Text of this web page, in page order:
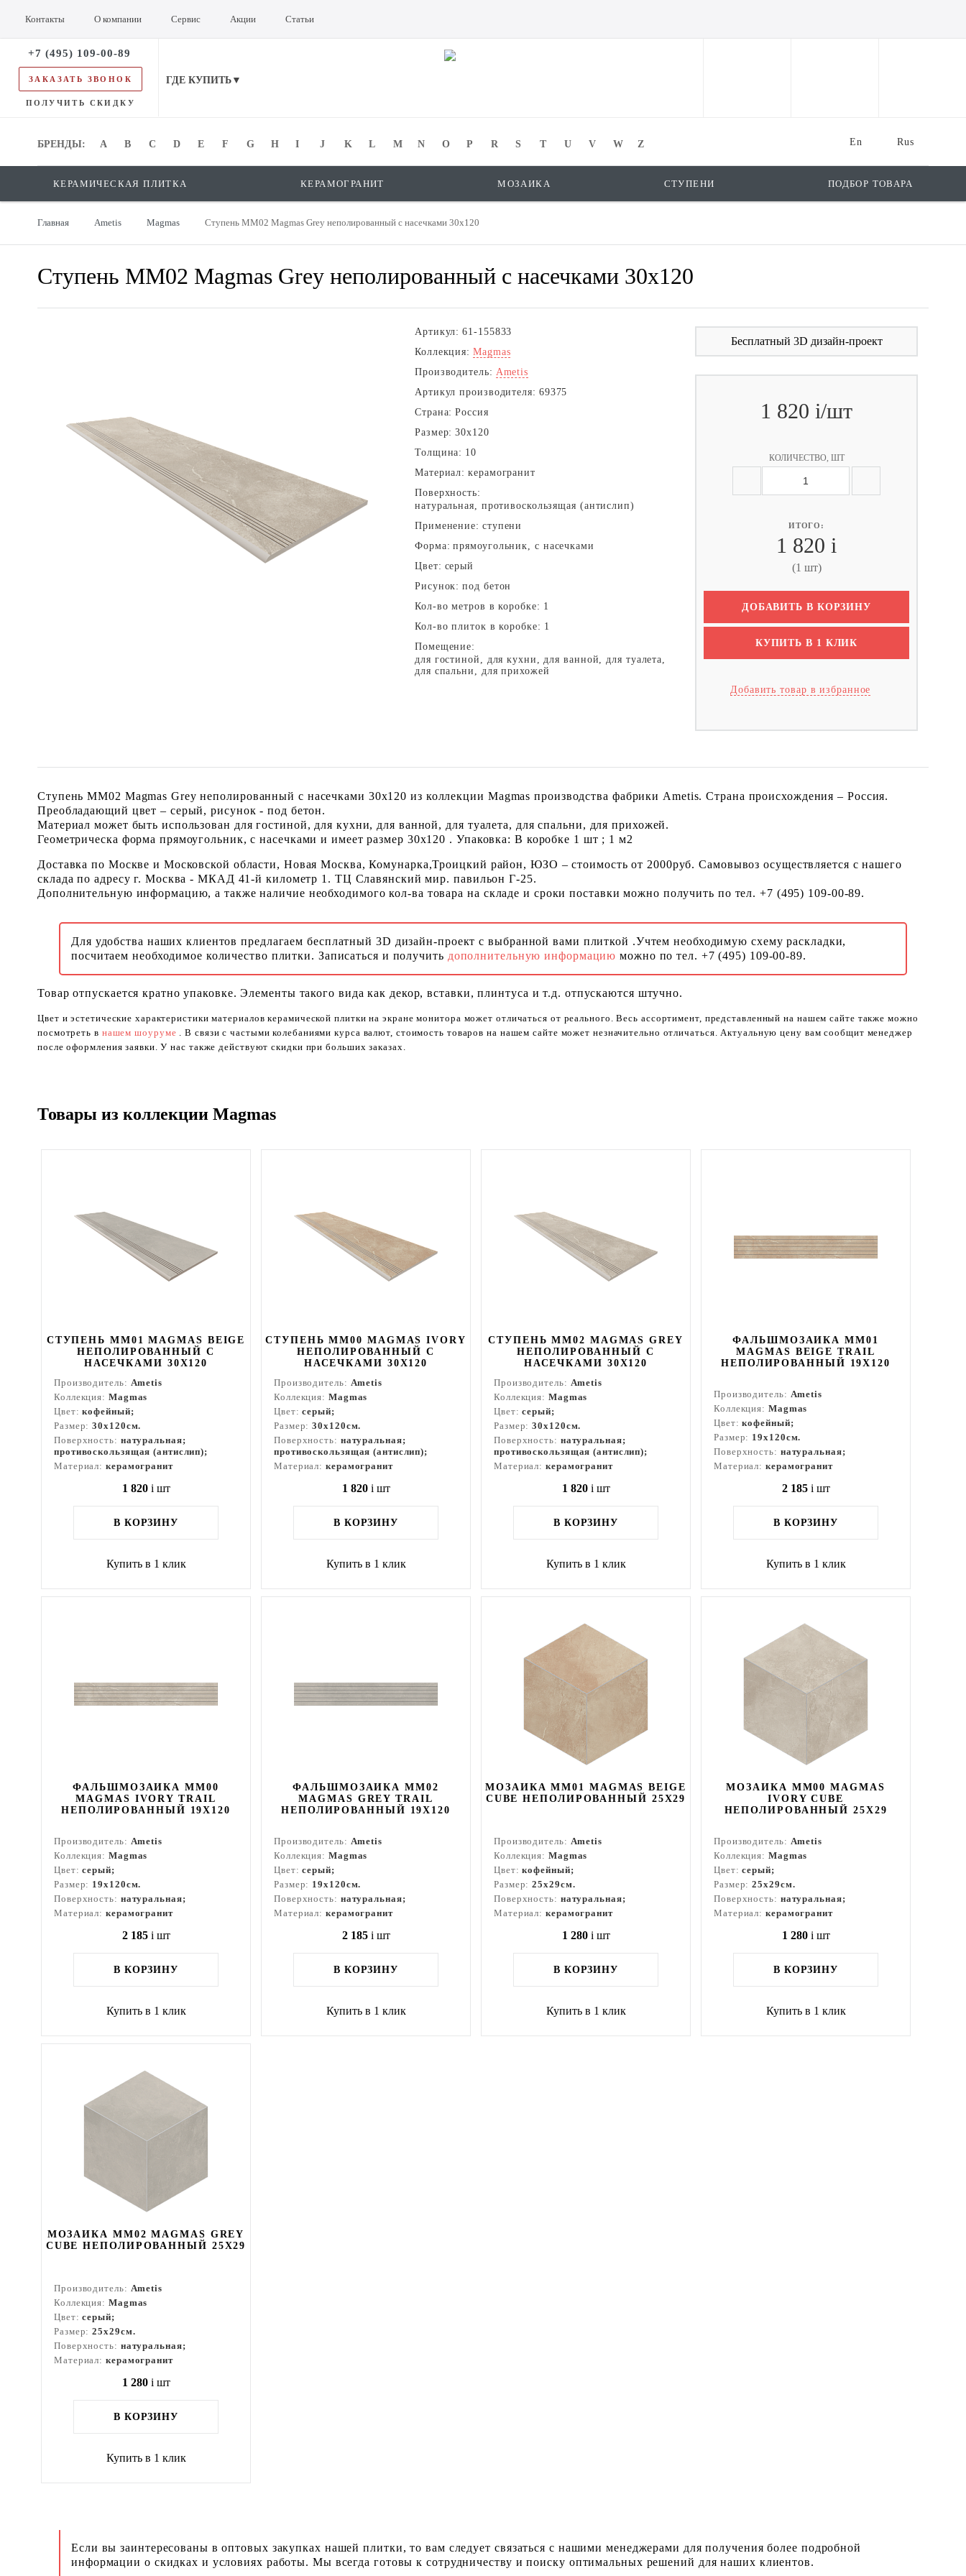
Контакты О компании Сервис Акции Статьи
+7 (495) 109-00-89
ЗАКАЗАТЬ ЗВОНОК
ПОЛУЧИТЬ СКИДКУ
ГДЕ КУПИТЬ▼
Rus
En
БРЕНДЫ: A B C D E F G H I J K L M N O P R S T U V W Z
БРЕНДЫ:
КЕРАМИЧЕСКАЯ ПЛИТКА КЕРАМОГРАНИТ МОЗАИКА СТУПЕНИ ПОДБОР ТОВАРА
Главная Ametis Magmas Ступень MM02 Magmas Grey неполированный с насечками 30x120
Ступень MM02 Magmas Grey неполированный с насечками 30x120
Артикул: 61-155833
Коллекция: Magmas
Производитель: Ametis
Артикул производителя: 69375
Страна: Россия
Размер: 30x120
Толщина: 10
Материал: керамогранит
Поверхность:
натуральная, противоскользящая (антислип)
Применение: ступени
Форма: прямоугольник, с насечками
Цвет: серый
Рисунок: под бетон
Кол-во метров в коробке: 1
Кол-во плиток в коробке: 1
Помещение:
для гостиной, для кухни, для ванной, для туалета,
для спальни, для прихожей
Бесплатный 3D дизайн-проект
1 820 i/шт
КОЛИЧЕСТВО, ШТ
ИТОГО:
1 820 i
(1 шт)
ДОБАВИТЬ В КОРЗИНУ
КУПИТЬ В 1 КЛИК
Добавить товар в избранное
Ступень MM02 Magmas Grey неполированный с насечками 30x120 из коллекции Magmas производства фабрики Ametis. Страна происхождения – Россия.
Преобладающий цвет – серый, рисунок - под бетон.
Материал может быть использован для гостиной, для кухни, для ванной, для туалета, для спальни, для прихожей.
Геометрическа форма прямоугольник, с насечками и имеет размер 30x120 . Упаковка: В коробке 1 шт ; 1 м2
Доставка по Москве и Московской области, Новая Москва, Комунарка,Троицкий район, ЮЗО – стоимость от 2000руб. Самовывоз осуществляется с нашего
склада по адресу г. Москва - МКАД 41-й километр 1. ТЦ Славянский мир. павильон Г-25.
Дополнительную информацию, а также наличие необходимого кол-ва товара на складе и сроки поставки можно получить по тел. +7 (495) 109-00-89.
Для удобства наших клиентов предлагаем бесплатный 3D дизайн-проект с выбранной вами плиткой .Учтем необходимую схему раскладки,
посчитаем необходимое количество плитки. Записаться и получить дополнительную информациюможно по тел. +7 (495) 109-00-89.
Товар отпускается кратно упаковке. Элементы такого вида как декор, вставки, плинтуса и т.д. отпускаются штучно.
Цвет и эстетические характеристики материалов керамической плитки на экране монитора может отличаться от реального. Весь ассортимент, представленный на нашем сайте также можно
посмотреть в нашем шоуруме . В связи с частыми колебаниями курса валют, стоимость товаров на нашем сайте может незначительно отличаться. Актуальную цену вам сообщит менеджер
после оформления заявки. У нас также действуют скидки при больших заказах.
Товары из коллекции Magmas
СТУПЕНЬ MM01 MAGMAS BEIGE
НЕПОЛИРОВАННЫЙ С
НАСЕЧКАМИ 30X120
Производитель: Ametis
Коллекция: Magmas
Цвет:кофейный;
Размер:30x120см.
Поверхность: натуральная;
противоскользящая (антислип);
Материал: керамогранит
1 820 i шт
В КОРЗИНУ
Купить в 1 клик
СТУПЕНЬ MM00 MAGMAS IVORY
НЕПОЛИРОВАННЫЙ С
НАСЕЧКАМИ 30X120
Производитель: Ametis
Коллекция: Magmas
Цвет:серый;
Размер:30x120см.
Поверхность: натуральная;
противоскользящая (антислип);
Материал: керамогранит
1 820 i шт
В КОРЗИНУ
Купить в 1 клик
СТУПЕНЬ MM02 MAGMAS GREY
НЕПОЛИРОВАННЫЙ С
НАСЕЧКАМИ 30X120
Производитель: Ametis
Коллекция: Magmas
Цвет:серый;
Размер:30x120см.
Поверхность: натуральная;
противоскользящая (антислип);
Материал: керамогранит
1 820 i шт
В КОРЗИНУ
Купить в 1 клик
ФАЛЬШМОЗАИКА MM01
MAGMAS BEIGE TRAIL
НЕПОЛИРОВАННЫЙ 19X120
Производитель: Ametis
Коллекция: Magmas
Цвет:кофейный;
Размер: 19x120см.
Поверхность: натуральная;
Материал: керамогранит
2 185 i шт
В КОРЗИНУ
Купить в 1 клик
ФАЛЬШМОЗАИКА MM00
MAGMAS IVORY TRAIL
НЕПОЛИРОВАННЫЙ 19X120
Производитель: Ametis
Коллекция: Magmas
Цвет:серый;
Размер: 19x120см.
Поверхность: натуральная;
Материал: керамогранит
2 185 i шт
В КОРЗИНУ
Купить в 1 клик
ФАЛЬШМОЗАИКА MM02
MAGMAS GREY TRAIL
НЕПОЛИРОВАННЫЙ 19X120
Производитель: Ametis
Коллекция: Magmas
Цвет:серый;
Размер: 19x120см.
Поверхность: натуральная;
Материал: керамогранит
2 185 i шт
В КОРЗИНУ
Купить в 1 клик
МОЗАИКА MM01 MAGMAS BEIGE
CUBE НЕПОЛИРОВАННЫЙ 25X29
Производитель: Ametis
Коллекция: Magmas
Цвет:кофейный;
Размер:25x29см.
Поверхность: натуральная;
Материал: керамогранит
1 280 i шт
В КОРЗИНУ
Купить в 1 клик
МОЗАИКА MM00 MAGMAS
IVORY CUBE
НЕПОЛИРОВАННЫЙ 25X29
Производитель: Ametis
Коллекция: Magmas
Цвет:серый;
Размер:25x29см.
Поверхность: натуральная;
Материал: керамогранит
1 280 i шт
В КОРЗИНУ
Купить в 1 клик
МОЗАИКА MM02 MAGMAS GREY
CUBE НЕПОЛИРОВАННЫЙ 25X29
Производитель: Ametis
Коллекция: Magmas
Цвет:серый;
Размер:25x29см.
Поверхность: натуральная;
Материал: керамогранит
1 280 i шт
В КОРЗИНУ
Купить в 1 клик
Если вы заинтересованы в оптовых закупках нашей плитки, то вам следует связаться с нашими менеджерами для получения более подробной
информации о скидках и условиях работы. Мы всегда готовы к сотрудничеству и поиску оптимальных решений для наших клиентов.